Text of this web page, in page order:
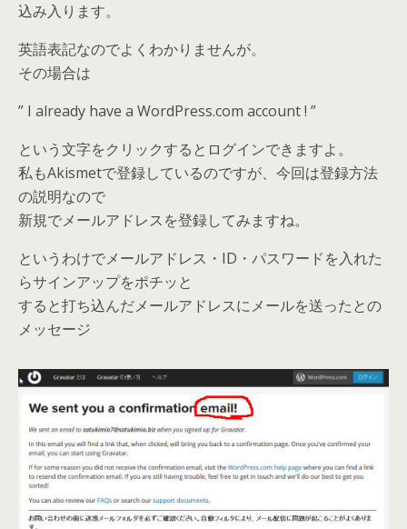
込み入ります。
英語表記なのでよくわかりませんが。
その場合は
” I already have a WordPress.com account ! ”
という文字をクリックするとログインできますよ。
私もAkismetで登録しているのですが、今回は登録方法
の説明なので
新規でメールアドレスを登録してみますね。
というわけでメールアドレス・ID・パスワードを入れた
らサインアップをポチッと
すると打ち込んだメールアドレスにメールを送ったとの
メッセージ